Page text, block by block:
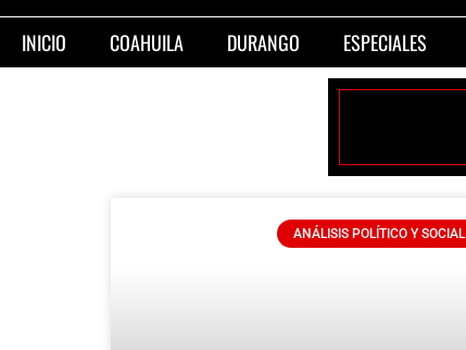
INICIO COAHUILA DURANGO ESPECIALES
ANÁLISIS POLÍTICO Y SOCIAL